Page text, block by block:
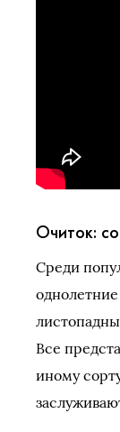
Очиток:
Среди
Все
иному